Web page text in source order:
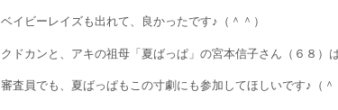
ベイビーレイズも出れて、良かったです♪（＾＾）
クドカンと、アキの祖母「夏ばっぱ」の宮本信子さん（６８）
審査員でも、夏ばっぱもこの寸劇にも参加してほしいです♪（＾